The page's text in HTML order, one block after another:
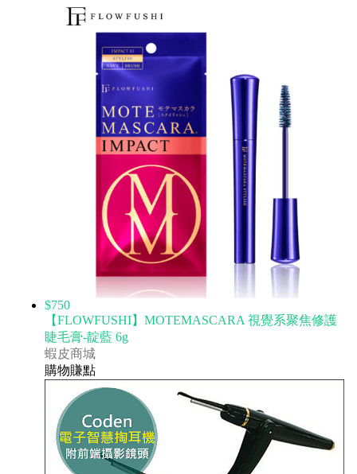
$750
【FLOWFUSHI】MOTEMASCARA 視覺系聚焦修護
睫毛膏-靛藍 6g
蝦皮商城
購物賺點